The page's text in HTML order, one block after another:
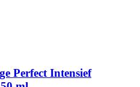
Perfect Intensief